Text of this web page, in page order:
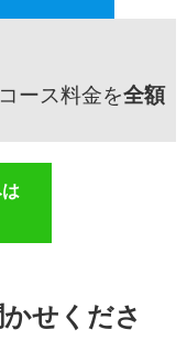
ース料金を全額
せくださ